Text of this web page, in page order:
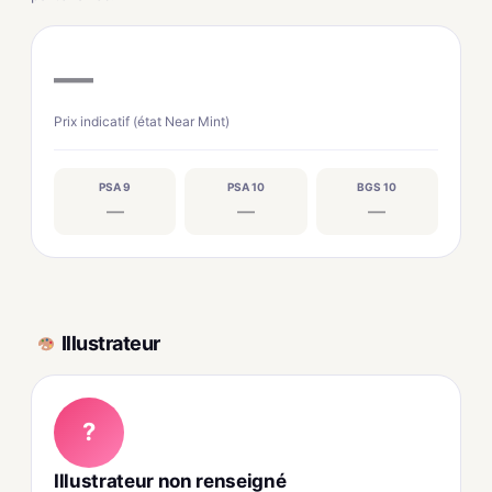
—
Prix indicatif (état Near Mint)
PSA 9
—
PSA 10
—
BGS 10
—
Illustrateur
?
Illustrateur non renseigné